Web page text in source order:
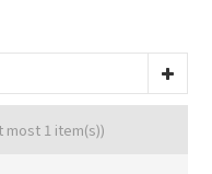
most 1 item(s))